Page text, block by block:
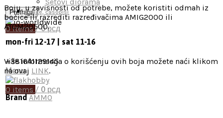
Pretraga
mon-fri 12-17 | sat 11-16
+381641129145
Menu
0 items / 0 рсд
Knjige, časopisi
0 items/ 0рсд
Boju, u zavisnosti od potrebe, možete koristiti odmah iz
bočice ili razrediti razređivačima AMIG2000 ili
ATOM20500.
Više informacija o korišćenju ovih boja možete naći klikom
na ovaj LINK.
Brand AMMO